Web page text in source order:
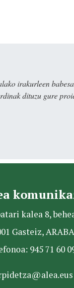
irakurleen
dituzu gure
kalea 8,
Gasteiz, ARABA
945 71 60